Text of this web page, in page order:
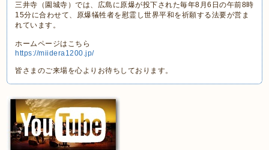
三井寺（園城寺）では、広島に原爆が投下された毎年8月6日の午前8時
15分に合わせて、原爆犠牲者を慰霊し世界平和を祈願する法要が営ま
れています。
ホームページはこちら
https://miidera1200.jp/
皆さまのご来場を心よりお待ちしております。